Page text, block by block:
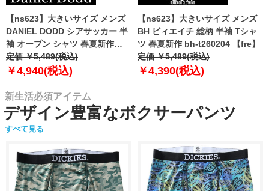
【ns623】大きいサイズ メンズ
DANIEL DODD シアサッカー 半
袖 オープン シャツ 春夏新作
azsh-260213 【fre】
定価 ￥5,489(税込)
￥4,940(税込)
【ns623】大きいサイズ メンズ
BH ビィエイチ 総柄 半袖 Tシャ
ツ 春夏新作 bh-t260204 【fre】
定価 ￥5,489(税込)
￥4,390(税込)
新生活必須アイテム
デザイン豊富なボクサーパンツ
すべて見る